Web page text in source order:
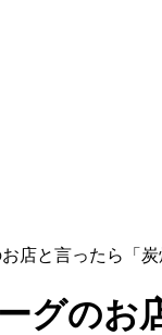
店と言ったら「炭
グのお